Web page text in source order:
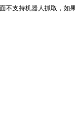
机器人抓取，如果您